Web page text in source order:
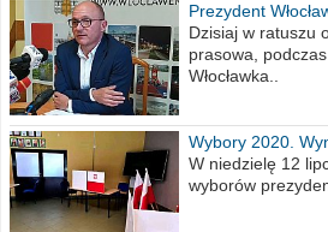
Prezydent
obrażajmy się”
Dzisiaj w ratuszu
prasowa,
Włocławka..
Wybory 2020.
procent obwodów
W niedzielę 12
wyborów